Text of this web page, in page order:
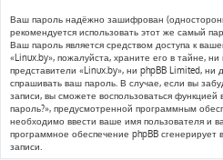
Ваш пароль надёжно зашифрован
рекомендуется использовать этот же самый
Ваш пароль является средством доступа к
«Linux.by», пожалуйста, храните его в тайне, ни
представители «Linux.by», ни phpBB Limited, ни
спрашивать ваш пароль. В случае, если вы
записи, вы сможете воспользоваться
пароль?», предусмотренной программным
необходимо ввести ваше имя пользователя и
программное обеспечение phpBB
записи.